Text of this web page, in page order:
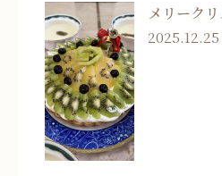
メリーク
2025.12.25